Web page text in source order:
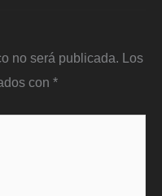
no será publicada. Los
con *